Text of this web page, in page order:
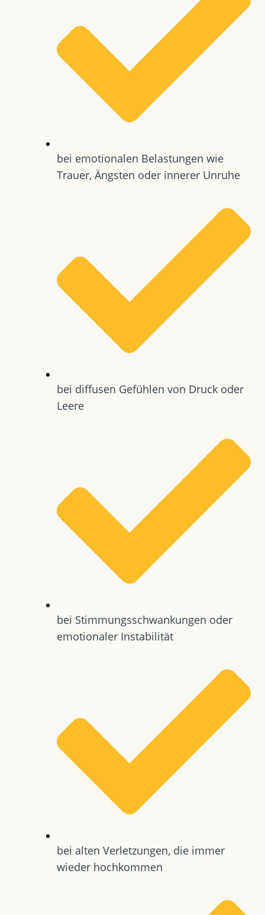
bei emotionalen Belastungen wie
Trauer, Ängsten oder innerer Unruhe
bei diffusen Gefühlen von Druck oder
Leere
bei Stimmungsschwankungen oder
emotionaler Instabilität
bei alten Verletzungen, die immer
wieder hochkommen